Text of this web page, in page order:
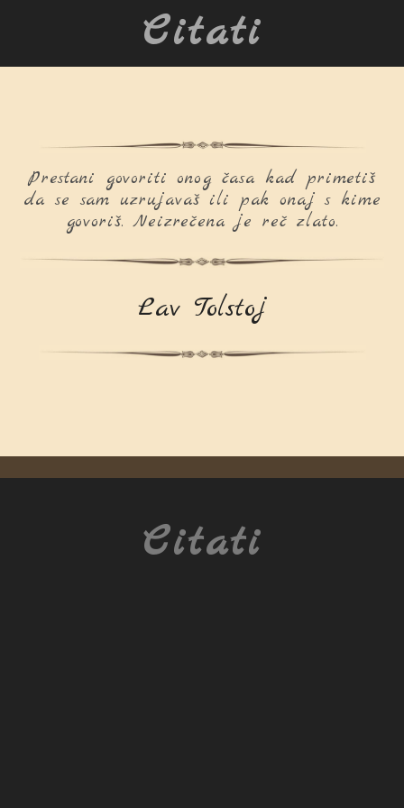
Citati
Prestani govoriti onog časa kad primetiš
da se sam uzrujavaš ili pak onaj s kime
govoriš. Neizrečena je reč zlato.
Lav Tolstoj
Citati